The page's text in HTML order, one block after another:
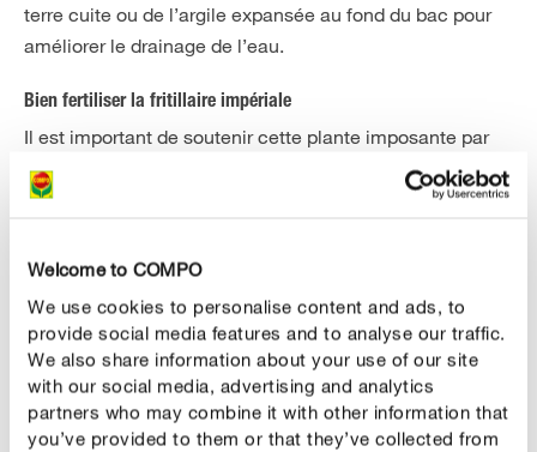
Welcome to COMPO
We use cookies to personalise content and ads, to
provide social media features and to analyse our traffic.
We also share information about your use of our site
with our social media, advertising and analytics
partners who may combine it with other information that
you’ve provided to them or that they’ve collected from
terre cuite ou de l’argile expansée au fond du bac pour
améliorer le drainage de l’eau.
Bien fertiliser la fritillaire impériale
Il est important de soutenir cette plante imposante par
des fertilisations régulières. Avant le redémarrage en
mars, la fritillaire impériale apprécie l’apport d’ un
la saison avec le plein d’énergie. Repérez l’endroit où
vous avez planté les bulbes à l’automne, pour savoir où
fertiliser ultérieurement.Après la floraison, la fritillaire
impériale apprécie une nouvelle fertilisation– car elle a
besoin de suffisamment de nutriments pour pouvoir
embellir votre jardin au printemps suivant.